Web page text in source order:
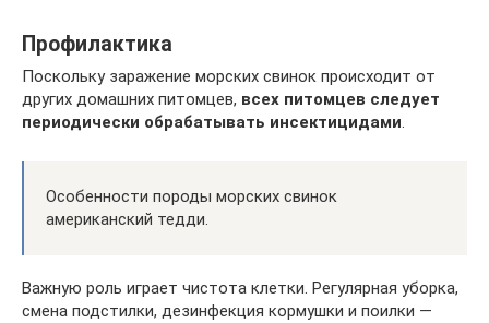
Профилактика
Поскольку заражение морских свинок происходит от
других домашних питомцев, всех питомцев следует
периодически обрабатывать инсектицидами.
Особенности породы морских свинок
американский тедди.
Важную роль играет чистота клетки. Регулярная уборка,
смена подстилки, дезинфекция кормушки и поилки —